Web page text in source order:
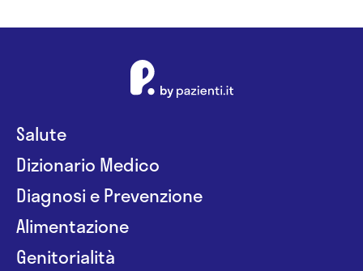
Salute
Dizionario Medico
Diagnosi e Prevenzione
Alimentazione
Genitorialità